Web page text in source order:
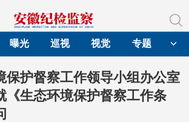
曝光 巡视 视觉 专题
保护督察工作领导小组办公室
《生态环境保护督察工作条